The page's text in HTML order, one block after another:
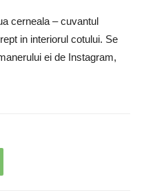
cerneala – cuvantul
in interiorul cotului. Se
ei de Instagram,